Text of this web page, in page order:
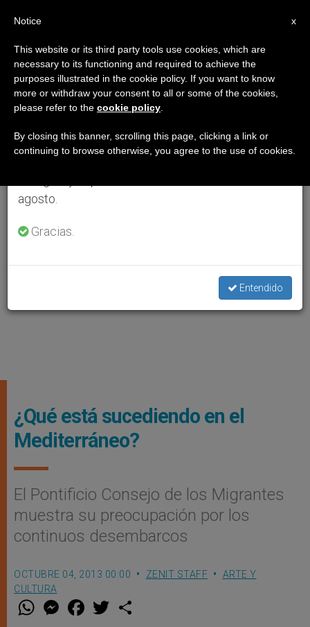
¿Qué está sucediendo en el
Mediterráneo?
El Pontificio Consejo de los Migrantes
muestra su preocupación por los
continuos desembarcos
OCTUBRE 04, 2013 00:00 ZENIT STAFF
ARTE Y
CULTURA
W M
e
F
a w
×
Aviso importante
Del 27 de julio al 7 de agosto haremos la pausa
anual, aprovechando que en el periodo de verano
se generan menos informaciones y también el
agosto.
Gracias.
Entendido
x
Notice
This website or its third party tools use cookies, which are
necessary to its functioning and required to achieve the
purposes illustrated in the cookie policy. If you want to know
more or withdraw your consent to all or some of the cookies,
please refer to the cookie policy
By closing this banner, scrolling this page, clicking a link or
continuing to browse otherwise, you agree to the use of cookies.